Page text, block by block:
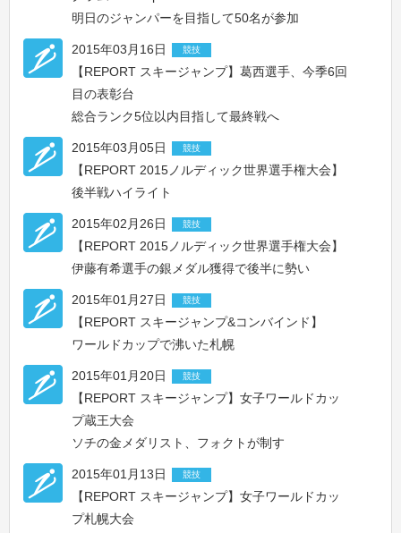
明日のジャンパーを目指して50名が参加
2015年03月16日 競技
【REPORT スキージャンプ】葛西選手、今季6回
目の表彰台
総合ランク5位以内目指して最終戦へ
2015年03月05日 競技
【REPORT 2015ノルディック世界選手権大会】
後半戦ハイライト
2015年02月26日 競技
【REPORT 2015ノルディック世界選手権大会】
伊藤有希選手の銀メダル獲得で後半に勢い
2015年01月27日 競技
【REPORT スキージャンプ&コンバインド】
ワールドカップで沸いた札幌
2015年01月20日 競技
【REPORT スキージャンプ】女子ワールドカッ
プ蔵王大会
ソチの金メダリスト、フォクトが制す
2015年01月13日 競技
【REPORT スキージャンプ】女子ワールドカッ
プ札幌大会